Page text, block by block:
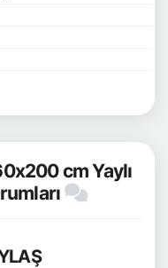
cm Yaylı